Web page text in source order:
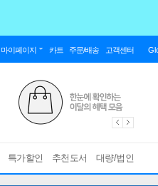
마이페이지 카트 주문/배송 고객센터
특가할인 추천도서 대량/법인